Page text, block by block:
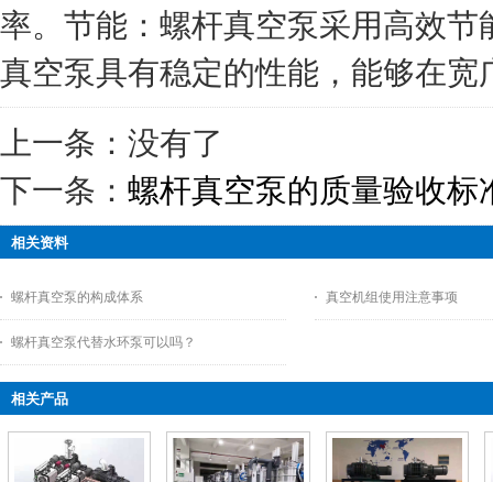
率。节能：螺杆真空泵采用高效
真空泵具有稳定的性能，能够在
上一条：没有了
下一条： 螺杆真空泵的质量验收标
相关资料
螺杆真空泵的构成体系 真空机组使用注意事项
螺杆真空泵代替水环泵可以吗？
相关产品